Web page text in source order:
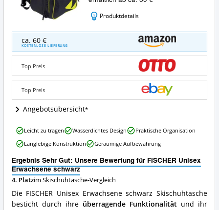
Produktdetails
FISCHER
Unisex
Erwachsene
schwarz
Angebote:
Wo
diese
Skischuhtasche
erhältlich?
ca. 60 €
KOSTENLOSE LIEFERUNG
Top Preis
Top Preis
Angebotsübersicht
Ergebnis Sehr Gut: Unsere Bewertung für FISCHER Unisex
Erwachsene schwarz
4. Platzim Skischuhtasche-Vergleich
Die FISCHER Unisex Erwachsene schwarz Skischuhtasche
besticht durch ihre überragende Funktionalitätund ihr
FISCHER
Unisex
Erwachsene
Vorteile:
Was
spricht
für
diese
Skischuhtasche?
Leicht zu tragen Wasserdichtes Design
Praktische Organisation
Langlebige Konstruktion
Geräumige Aufbewahrung